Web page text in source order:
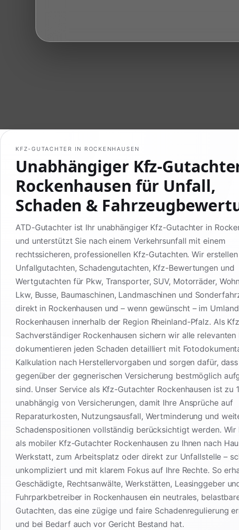
KFZ-GUTACHTER IN ROCKENHAUSEN
Unabhängiger Kfz-
Rockenhausen für Unfall,
Schaden &
ATD-Gutachter ist Ihr unabhängiger Kfz-Gutachter in
und unterstützt Sie nach einem Verkehrsunfall mit einem
rechtssicheren, professionellen Kfz-Gutachten. Wir erstellen
Unfallgutachten, Schadengutachten, Kfz-Bewertungen und
Wertgutachten für Pkw, Transporter, SUV, Motorräder,
Lkw, Busse, Baumaschinen, Landmaschinen und
direkt in Rockenhausen und – wenn gewünscht – im
Rockenhausen innerhalb der Region Rheinland-Pfalz. Als
Sachverständiger Rockenhausen sichern wir alle relevanten
dokumentieren jeden Schaden detailliert mit
Kalkulation nach Herstellervorgaben und sorgen dafür,
gegenüber der gegnerischen Versicherung bestmöglich
sind. Unser Service als Kfz-Gutachter Rockenhausen ist zu
unabhängig von Versicherungen, damit Ihre Ansprüche auf
Reparaturkosten, Nutzungsausfall, Wertminderung und
Schadenspositionen vollständig berücksichtigt werden. Wir
als mobiler Kfz-Gutachter Rockenhausen zu Ihnen nach
Werkstatt, zum Arbeitsplatz oder direkt zur Unfallstelle –
unkompliziert und mit klarem Fokus auf Ihre Rechte. So
Geschädigte, Rechtsanwälte, Werkstätten, Leasinggeber
Fuhrparkbetreiber in Rockenhausen ein neutrales,
Gutachten, das eine zügige und faire Schadenregulierung
und bei Bedarf auch vor Gericht Bestand hat.